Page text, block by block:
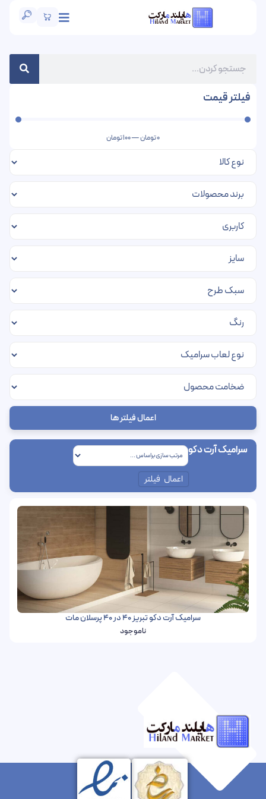
فیلتر قیمت
تومان—
100تومان
اعمال فیلتر ها
سرامیک آرت دکو
اعمال فیلتر
سرامیک آرت دکو تبریز 40 در 40 پرسلان مات
ناموجود